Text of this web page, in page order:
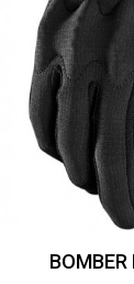
BOMBER